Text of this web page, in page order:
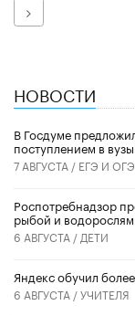
Далее
НОВОСТИ
В Госдуме
поступлением в вузы
7 АВГУСТА / ЕГЭ И ОГЭ
Роспотребнадзор
рыбой и
6 АВГУСТА / ДЕТИ
​Яндекс обучил
6 АВГУСТА /УЧИТЕЛЯ